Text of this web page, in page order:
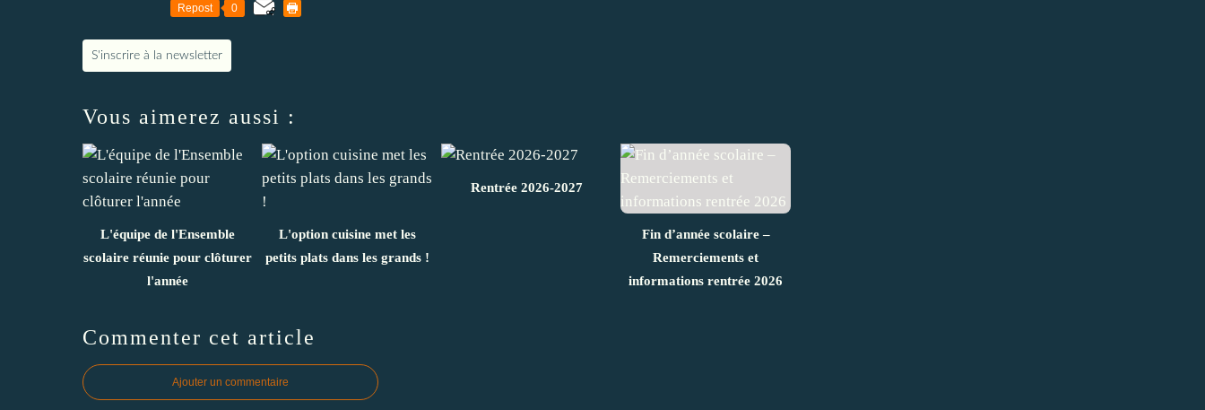
Repost 0
S'inscrire à la newsletter
Vous aimerez aussi :
L'équipe de l'Ensemble
scolaire réunie pour clôturer
l'année
L'option cuisine met les
petits plats dans les grands !
Rentrée 2026-2027
Fin d’année scolaire –
Remerciements et
informations rentrée 2026
Commenter cet article
Ajouter un commentaire